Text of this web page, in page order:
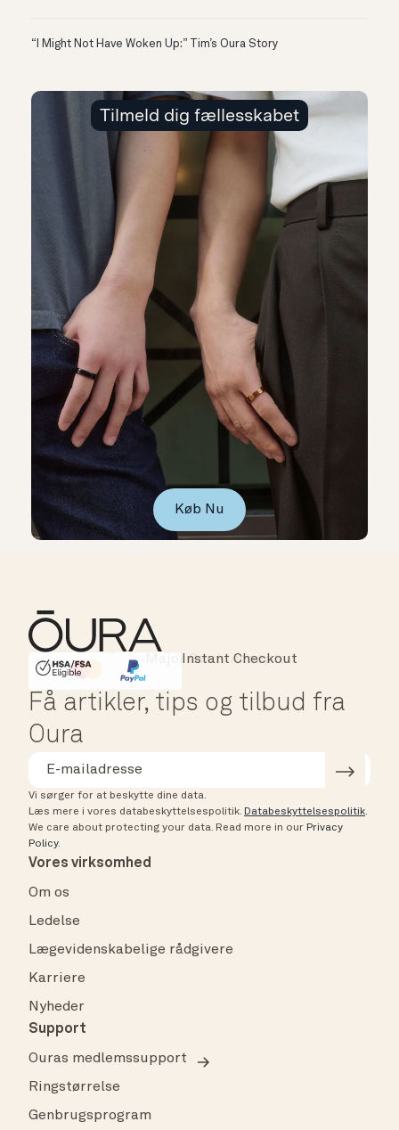
“I Might Not Have Woken Up:” Tim’s Oura Story
Tilmeld dig fællesskabet
Køb Nu
HSA/FSA Eligible
Affirm
Instant Checkout
Få artikler, tips og tilbud fra
Oura
Vi sørger for at beskytte dine data.
Læs mere i vores databeskyttelsespolitik. Databeskyttelsespolitik.
We care about protecting your data. Read more in our Privacy
Policy.
Vores virksomhed
Om os
Ledelse
Lægevidenskabelige rådgivere
Karriere
Nyheder
Support
Ouras medlemssupport
Ringstørrelse
Genbrugsprogram